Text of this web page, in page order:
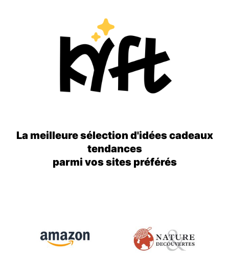
La meilleure sélection d'idées cadeaux
tendances
parmi vos sites préférés